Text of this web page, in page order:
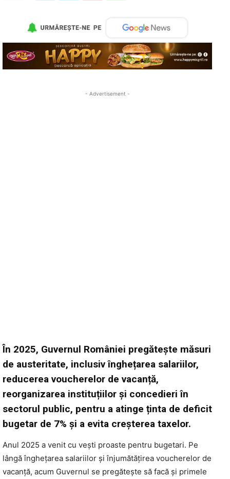
- Advertisement -
În 2025, Guvernul României pregătește măsuri
de austeritate, inclusiv înghețarea salariilor,
reducerea voucherelor de vacanță,
reorganizarea instituțiilor și concedieri în
sectorul public, pentru a atinge ținta de deficit
bugetar de 7% și a evita creșterea taxelor.
Anul 2025 a venit cu vești proaste pentru bugetari. Pe
lângă înghețarea salariilor și înjumătățirea voucherelor de
vacanță, acum Guvernul se pregătește să facă și primele